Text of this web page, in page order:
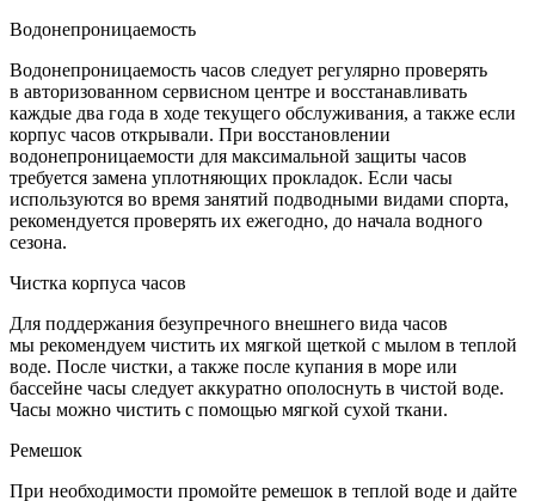
Водонепроницаемость
Водонепроницаемость часов следует регулярно проверять
в авторизованном сервисном центре и восстанавливать
каждые два года в ходе текущего обслуживания, а также если
корпус часов открывали. При восстановлении
водонепроницаемости для максимальной защиты часов
требуется замена уплотняющих прокладок. Если часы
используются во время занятий подводными видами спорта,
рекомендуется проверять их ежегодно, до начала водного
сезона.
Чистка корпуса часов
Для поддержания безупречного внешнего вида часов
мы рекомендуем чистить их мягкой щеткой с мылом в теплой
воде. После чистки, а также после купания в море или
бассейне часы следует аккуратно ополоснуть в чистой воде.
Часы можно чистить с помощью мягкой сухой ткани.
Ремешок
При необходимости промойте ремешок в теплой воде и дайте